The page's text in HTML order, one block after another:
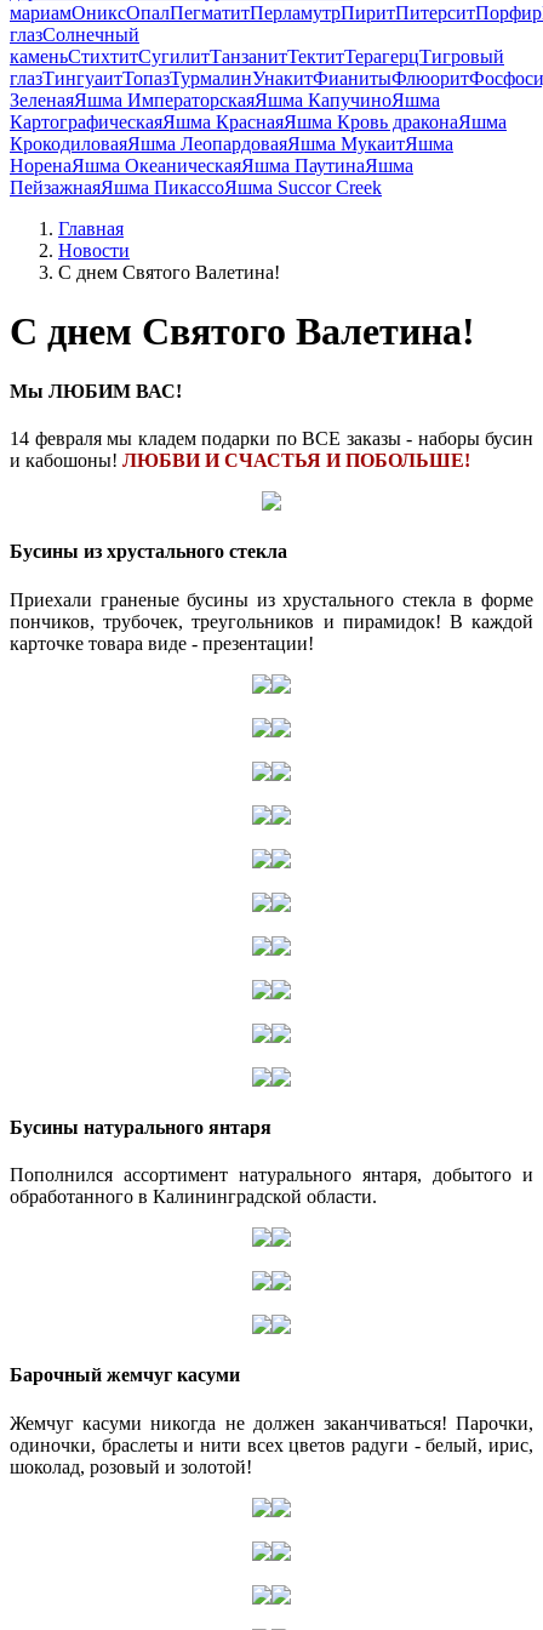
мариамОниксОпалПегматитПерламутрПиритПитерситПорфир
глазСолнечный
каменьСтихтитСугилитТанзанитТектитТерагерцТигровый
глазТингуаитТопазТурмалинУнакитФианитыФлюорит
ЗеленаяЯшма ИмператорскаяЯшма КапучиноЯшма
КартографическаяЯшма КраснаяЯшма Кровь драконаЯшма
КрокодиловаяЯшма ЛеопардоваяЯшма МукаитЯшма
НоренаЯшма ОкеаническаяЯшма ПаутинаЯшма
ПейзажнаяЯшма ПикассоЯшма Succor Creek
Главная
Новости
С днем Святого Валетина!
С днем Святого Валетина!
Мы ЛЮБИМ ВАС!
14 февраля мы кладем подарки по ВСЕ заказы - наборы бусин
и кабошоны! ЛЮБВИ И СЧАСТЬЯ И ПОБОЛЬШЕ!
Бусины из хрустального стекла
Приехали граненые бусины из хрустального стекла в форме
пончиков, трубочек, треугольников и пирамидок! В каждой
карточке товара виде - презентации!
Бусины натурального янтаря
Пополнился ассортимент натурального янтаря, добытого и
обработанного в Калининградской области.
Барочный жемчуг касуми
Жемчуг касуми никогда не должен заканчиваться! Парочки,
одиночки, браслеты и нити всех цветов радуги - белый, ирис,
шоколад, розовый и золотой!